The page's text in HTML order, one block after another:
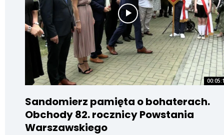
Sandomierz pamięta o bohaterach.
Obchody 82. rocznicy Powstania
Warszawskiego